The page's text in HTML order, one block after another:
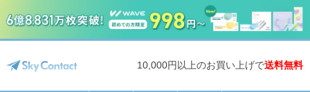
10,000円以上のお買い上げで送料無料